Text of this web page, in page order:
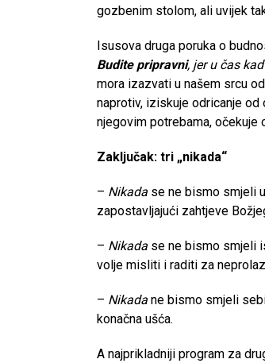
gozbenim stolom, ali uvijek
Isusova druga poruka o
Budite pripravni, jer u čas
mora izazvati u našem srcu
naprotiv, iziskuje odricanje
njegovim potrebama, očekuje
Zaključak: tri „nikada“
– Nikada se ne bismo smjeli
zapostavljajući zahtjeve
– Nikada se ne bismo smjeli
volje misliti i raditi za
– Nikada ne bismo smjeli
konačna ušća.
A najprikladniji program za